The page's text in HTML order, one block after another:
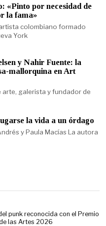
«Pinto por necesidad de
la fama»
colombiano formado
York
y Nahir Fuente: la
mallorquina en Art
arte, galerista y fundador de
la vida a un órdago
y Paula Macías La autora
punk reconocida con el Premio
las Artes 2026